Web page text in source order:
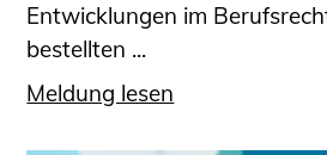
Entwicklungen im
bestellten ...
Meldung lesen